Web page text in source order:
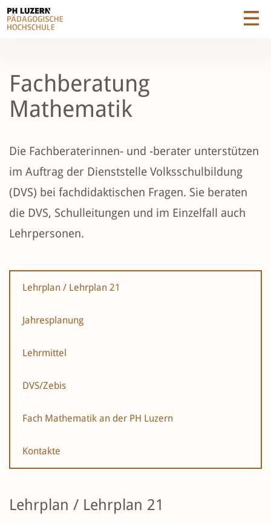
Fachberatung
Mathematik
Die Fachberaterinnen- und -berater unterstützen
im Auftrag der Dienststelle Volksschulbildung
(DVS) bei fachdidaktischen Fragen. Sie beraten
die DVS, Schulleitungen und im Einzelfall auch
Lehrpersonen.
Lehrplan / Lehrplan 21
Jahresplanung
Lehrmittel
DVS/Zebis
Fach Mathematik an der PH Luzern
Kontakte
Lehrplan / Lehrplan 21